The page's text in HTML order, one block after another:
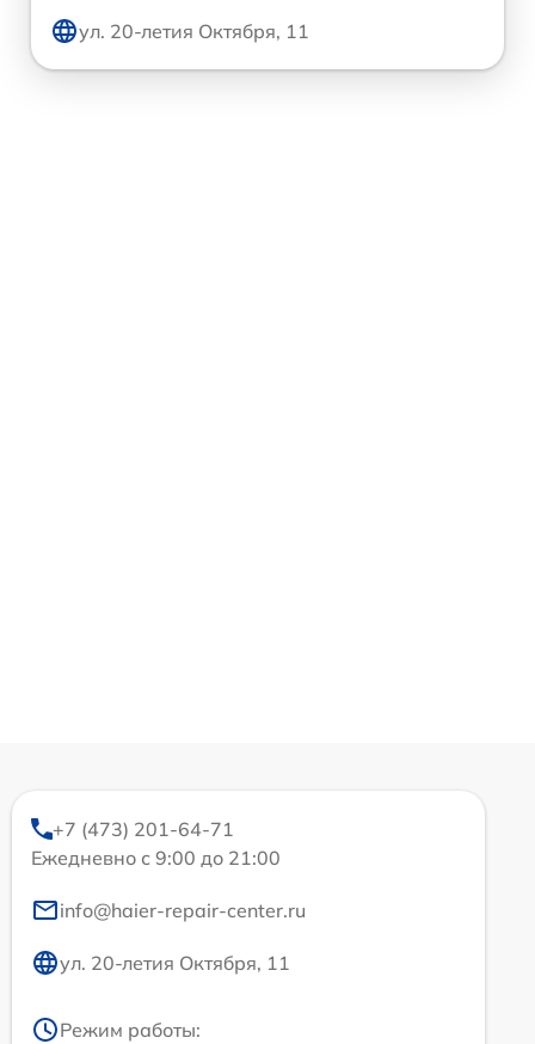
ул. 20-летия Октября, 11
+7 (473) 201-64-71
Ежедневно с 9:00 до 21:00
info@haier-repair-center.ru
ул. 20-летия Октября, 11
Режим работы: